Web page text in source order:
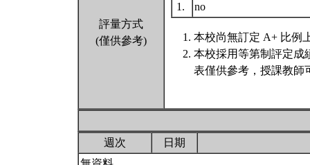
評量方式
(僅供參考)
1.
no
本校尚無訂定 A+ 比例
本校採用等第制評定成
表僅供參考，授課教師
週次
日期